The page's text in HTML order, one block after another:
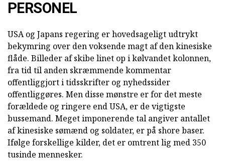
PERSONEL
USA og Japans regering er hovedsageligt udtrykt
bekymring over den voksende magt af den kinesiske
flåde. Billeder af skibe linet op i kølvandet kolonnen,
fra tid til anden skræmmende kommentar
offentliggjort i tidsskrifter og nyhedssider
offentliggøres. Men disse mønstre er for det meste
forældede og ringere end USA, er de vigtigste
bussemand. Meget imponerende tal angiver antallet
af kinesiske sømænd og soldater, er på shore baser.
Ifølge forskellige kilder, det er omtrent lig med 350
tusinde mennesker.